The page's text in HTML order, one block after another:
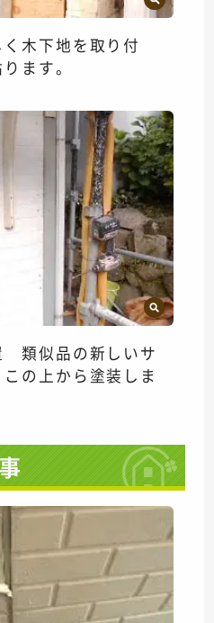
木下地を取り付
ます。
類似品の新しいサ
の上から塗装しま